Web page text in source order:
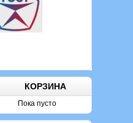
КОРЗИНА
Пока пусто